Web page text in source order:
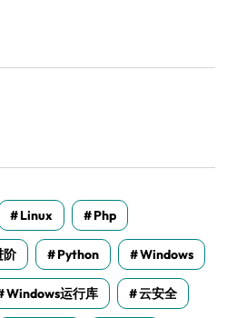
Linux Php
阶 Python Windows
Windows运行库 云安全